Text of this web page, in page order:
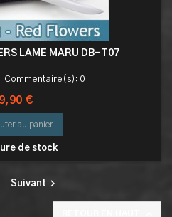
LAME MARU DB-T07
Commentaire(s): 0
€
au panier
de stock
Suivant 